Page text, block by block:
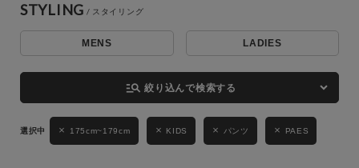
LADIES
STYLING
MENS LADIES
manage_search 絞り込んで検索する
175cm~179cm KIDS パンツ PAES